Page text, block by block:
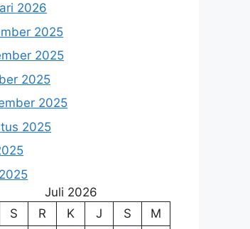
2026
2025
2025
2025
2025
2025
Juli 2026
S R K J S
M